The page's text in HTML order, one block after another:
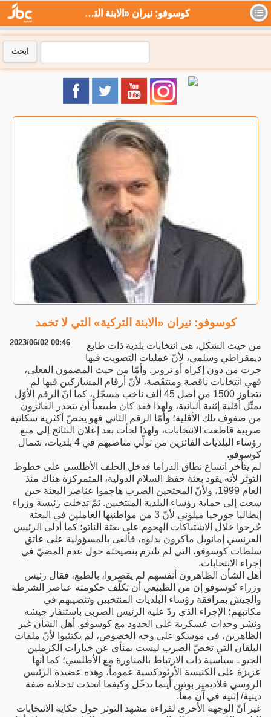
كوسوفو: نيران «الابنة التركية» التي لا تخمد - جي بي سي نيوز
ابحث
كوسوفو: نيران «الابنة التركية» التي لا تخمد
2023/06/02 00:46
من حيث الشكل، هي انتخابات بلدية ذات طابع
ديمقراطي وسلمي، لأنّ عمليات التصويت فيها
جرت من دون إكراه أو تزوير. وأمّا من حيث المضمون الفعلي،
فهي انتخابات ناقصة ومنتقَصة، لأنّ أرقام المشاركين فيها لم
تتجاوز 1500 من أصل 45 ألف ناخب مسجّل، كما أنّ الرقم الأوّل
يمثّل أقلية إثنية ألبانية، ولهذا فقد كان طبيعياً أن يتحدر الفائزون
من صفوف تلك الأقلية؛ وأمّا الرقم الثاني فهو يخصّ أكثرية سكانية
صربية قاطعت الانتخابات، ولهذا لجأت بعد إعلان النتائج إلى منع
رؤساء البلديات الفائزين من تولّي مناصبهم في 4 بلديات، شمال
كوسوفو.
لم يتأخر اتساع نطاق الدراما فدخل الحلف الأطلسي على خطوط
التوتر لأنه يقود بعثة حفظ السلام الدولية، المتمركزة هناك منذ
العام 1999، ولأنّ المحتجين الصرب هاجموا عناصر البعثة حين
سعت إلى حماية رؤساء البلدية المنتخبين. ثمّ تدخلت رئيسة وزراء
إيطاليا جورجيا ميلوني لأنّ 3 من مواطنيها العاملين في البعثة
جُرحوا خلال الاشتباكات الهجوم على بعثة الناتو؛ كما أدلى الرئيس
الفرنسي إمانويل ماكرون بدلوه، فألقى بالمسؤولية على عاتق
سلطات كوسوفو، التي لم تلتزم بنصيحته حول عدم المضيّ في
إجراء الانتخابات.
أهل الشأن الظاهرون أنفسهم لم يقصروا، بالطبع، فقال رئيس
وزراء كوسوفو إن من الطبيعي أن تكلّف حكومته عناصر الشرطة
والجيش بمرافقة رؤساء البلديات المنتخبين وتنصيبهم في
مكاتبهم؛ الإجراء الذي ردّ عليه الرئيس الصربي باستنفار جيشه
ونشر وحدات عسكرية على الحدود مع كوسوفو. أهل الشأن غير
الظاهرين، في موسكو على وجه الخصوص، لم يكتئبوا لأنّ ملفات
البلقان التي تخصّ الصرب ليست بمنأى عن خيارات الكرملين
الجيو ـ سياسية ذات الارتباط بالمناورة مع الأطلسي؛ كما أنها
عزيزة على الكنيسة الأرثوذكسية عموماً، وهذه عضيدة الرئيس
الروسي فلاديمير بوتين أينما تدخّل وكيفما اتخذت تدخلاته صفة
دينية/ إثنية في آن معاً.
غير أنّ الوجهة الأخرى لقراءة مشهد التوتر حول حكاية الانتخابات